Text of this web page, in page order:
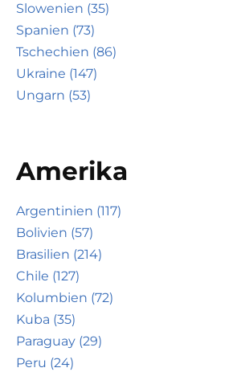
Slowenien (35)
Spanien (73)
Tschechien (86)
Ukraine (147)
Ungarn (53)
Amerika
Argentinien (117)
Bolivien (57)
Brasilien (214)
Chile (127)
Kolumbien (72)
Kuba (35)
Paraguay (29)
Peru (24)